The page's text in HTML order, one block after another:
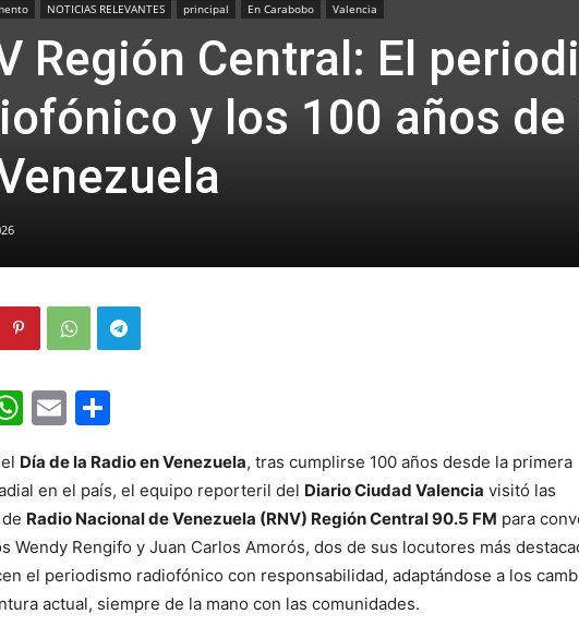
NOTICIAS RELEVANTES principal En Carabobo Valencia
Región Central: El
y los 100 años de
WhatsApp
Email
Día de la Radio en Venezuela, tras cumplirse 100 años desde la primera
en el país, el equipo reporteril del Diario Ciudad Valencia visitó las
Radio Nacional de Venezuela (RNV) Región Central 90.5 FM para
Wendy Rengifo y Juan Carlos Amorós, dos de sus locutores más
el periodismo radiofónico con responsabilidad, adaptándose a los
actual, siempre de la mano con las comunidades.